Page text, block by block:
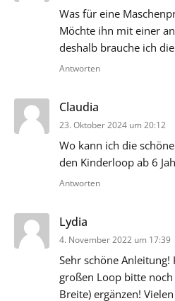
Was für eine
Möchte ihn mit einer
deshalb brauche ich
Antworten
Claudia
23. Oktober 2024 um 20:12
Wo kann ich die
den Kinderloop ab 6
Antworten
Lydia
4. November 2022 um 17:39
Sehr schöne Anleitung!
großen Loop bitte
Breite) ergänzen!